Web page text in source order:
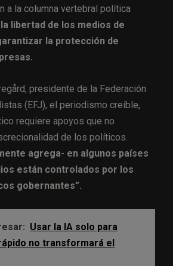
a la columna vertebral política
libertad de los medios de
la protección de
presidente de la Federación
(EFJ), el periodismo creíble,
requiere apoyos que no
de los políticos.
agrega- en algunos países
están controlados por los
gobernantes”.
Usar la IA solo para
no transformará el